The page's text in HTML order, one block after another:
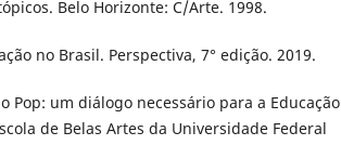
Belo Horizonte: C/Arte. 1998.
no Brasil. Perspectiva, 7° edição. 2019.
o Pop: um diálogo necessário para a Educação
de Belas Artes da Universidade Federal